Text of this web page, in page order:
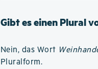
Gibt es einen Plural
Nein, das Wort
Pluralform.